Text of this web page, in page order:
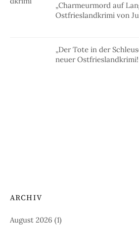
„Charmeurmord auf
Ostfrieslandkrimi von
„Der Tote in der
neuer Ostfrieslandkrimi!
ARCHIV
August 2026 (1)